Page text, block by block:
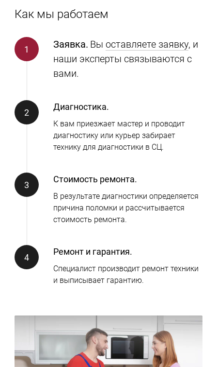
Как мы работаем
Заявка. Вы оставляете заявку, и
наши эксперты связываются с
вами.
Диагностика.
К вам приезжает мастер и проводит
диагностику или курьер забирает
технику для диагностики в СЦ.
Стоимость ремонта.
В результате диагностики определяется
причина поломки и рассчитывается
стоимость ремонта.
Ремонт и гарантия.
Специалист производит ремонт техники
и выписывает гарантию.